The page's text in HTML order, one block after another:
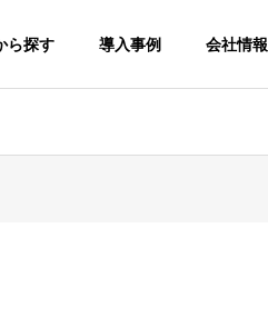
ら探す 導入事例 会社情報